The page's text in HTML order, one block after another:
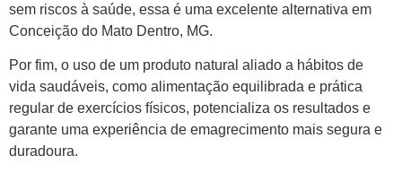
sem riscos à saúde, essa é uma excelente alternativa em
Conceição do Mato Dentro, MG.
Por fim, o uso de um produto natural aliado a hábitos de
vida saudáveis, como alimentação equilibrada e prática
regular de exercícios físicos, potencializa os resultados e
garante uma experiência de emagrecimento mais segura e
duradoura.